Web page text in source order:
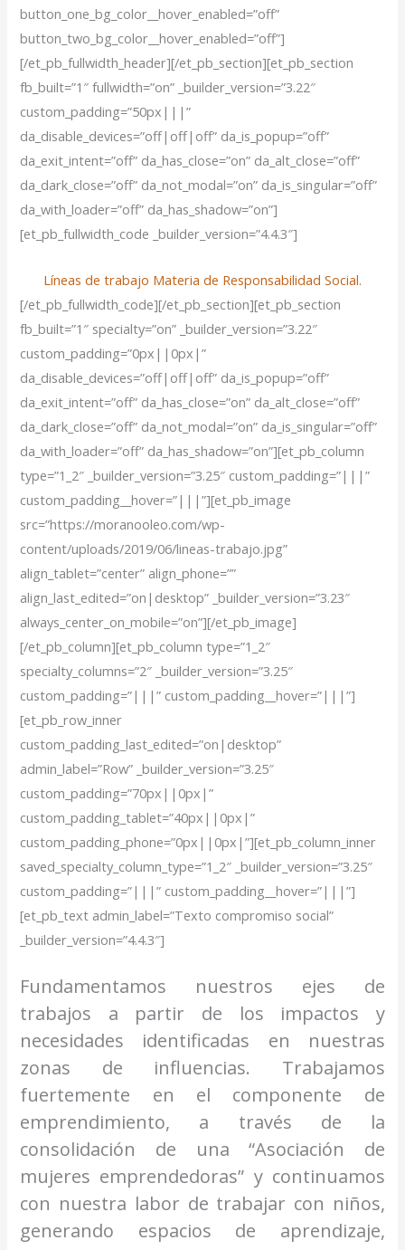
button_one_bg_color__hover_enabled=”off”
button_two_bg_color__hover_enabled=”off”]
[/et_pb_fullwidth_header][/et_pb_section][et_pb_section
fb_built=”1″ fullwidth=”on” _builder_version=”3.22″
custom_padding=”50px|||”
da_disable_devices=”off|off|off” da_is_popup=”off”
da_exit_intent=”off” da_has_close=”on” da_alt_close=”off”
da_dark_close=”off” da_not_modal=”on” da_is_singular=”off”
da_with_loader=”off” da_has_shadow=”on”]
[et_pb_fullwidth_code _builder_version=”4.4.3″]
Líneas de trabajo Materia de Responsabilidad Social.
[/et_pb_fullwidth_code][/et_pb_section][et_pb_section
fb_built=”1″ specialty=”on” _builder_version=”3.22″
custom_padding=”0px||0px|”
da_disable_devices=”off|off|off” da_is_popup=”off”
da_exit_intent=”off” da_has_close=”on” da_alt_close=”off”
da_dark_close=”off” da_not_modal=”on” da_is_singular=”off”
da_with_loader=”off” da_has_shadow=”on”][et_pb_column
type=”1_2″ _builder_version=”3.25″ custom_padding=”|||”
custom_padding__hover=”|||”][et_pb_image
src=”https://moranooleo.com/wp-
content/uploads/2019/06/lineas-trabajo.jpg”
align_tablet=”center” align_phone=””
align_last_edited=”on|desktop” _builder_version=”3.23″
always_center_on_mobile=”on”][/et_pb_image]
[/et_pb_column][et_pb_column type=”1_2″
specialty_columns=”2″ _builder_version=”3.25″
custom_padding=”|||” custom_padding__hover=”|||”]
[et_pb_row_inner
custom_padding_last_edited=”on|desktop”
admin_label=”Row” _builder_version=”3.25″
custom_padding=”70px||0px|”
custom_padding_tablet=”40px||0px|”
custom_padding_phone=”0px||0px|”][et_pb_column_inner
saved_specialty_column_type=”1_2″ _builder_version=”3.25″
custom_padding=”|||” custom_padding__hover=”|||”]
[et_pb_text admin_label=”Texto compromiso social”
_builder_version=”4.4.3″]
Fundamentamos nuestros ejes de
trabajos a partir de los impactos y
necesidades identificadas en nuestras
zonas de influencias. Trabajamos
fuertemente en el componente de
emprendimiento, a través de la
consolidación de una “Asociación de
mujeres emprendedoras” y continuamos
con nuestra labor de trabajar con niños,
generando espacios de aprendizaje,